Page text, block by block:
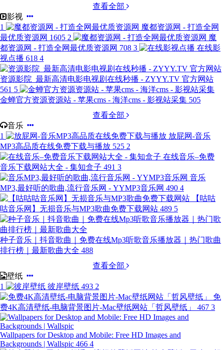
查看全部
影视
1
魔都资源网 - 打造全网
最优质资源网 1605 2
魔
都资源网 - 打造全网最优质资源网 708 3
在线影
视点播 618 4
资源影院_最新高清电影电视剧在线秒播 - ZYYY.TV 官方网站
561 5
金蝉官方资源资源站 - 苹果cms - 海洋cms - 影视站采集 505
查看全部
音乐
1
放屁网-音乐
MP3高品质在线免费下载与播放 525 2
在线音乐–免费
音乐下载网站大全 - 集知盒子 491 3
音乐
MP3,最好听的歌曲,流行音乐网 - YYMP3音乐网 490 4
【咕咕
咕音乐网】无损音乐与MP3歌曲免费下载网站 489 5
种子音乐｜抖音歌曲｜免费在线Mp3听歌音乐播放器｜热门歌曲
排行榜｜最新歌曲大全 488
查看全部
壁纸
1
彼岸壁纸 493 2
免
费4K高清壁纸-电脑背景图片-Mac壁纸网站「哲风壁纸」
467 3
Wallpapers for Desktop and Mobile: Free HD Images and
Backgrounds | Wallspic 466 4